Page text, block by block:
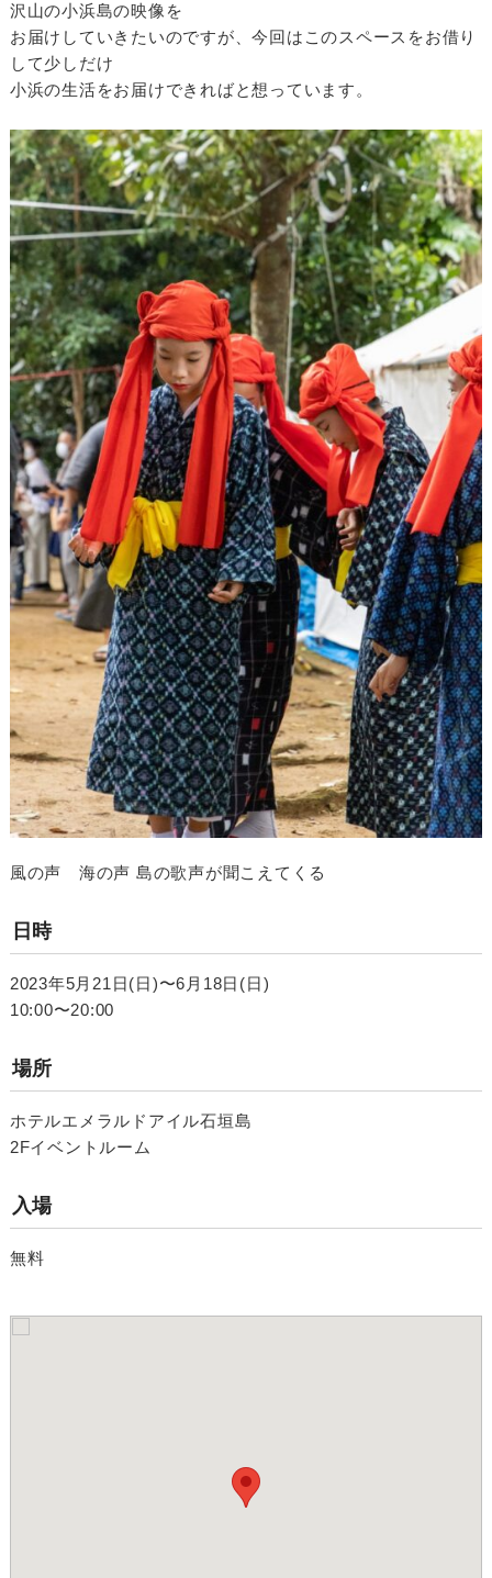
沢山の小浜島の映像を
お届けしていきたいのですが、今回はこのスペースをお借り
して少しだけ
小浜の生活をお届けできればと想っています。
風の声 海の声 島の歌声が聞こえてくる
日時
2023年5月21日(日)〜6月18日(日)
10:00〜20:00
場所
ホテルエメラルドアイル石垣島
2Fイベントルーム
入場
無料